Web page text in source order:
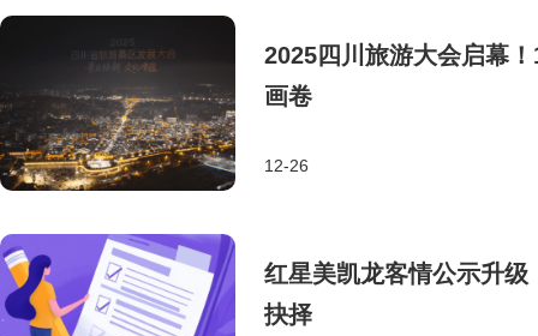
2025四川旅游大会启幕
画卷
12-26
红星美凯龙客情公示升
抉择